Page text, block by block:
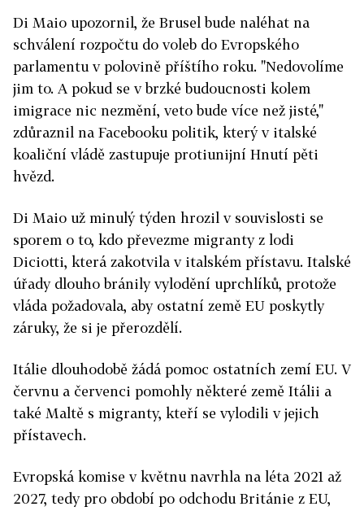
Di Maio upozornil, že Brusel bude naléhat na
schválení rozpočtu do voleb do Evropského
parlamentu v polovině příštího roku. "Nedovolíme
jim to. A pokud se v brzké budoucnosti kolem
imigrace nic nezmění, veto bude více než jisté,"
zdůraznil na Facebooku politik, který v italské
koaliční vládě zastupuje protiunijní Hnutí pěti
hvězd.
Di Maio už minulý týden hrozil v souvislosti se
sporem o to, kdo převezme migranty z lodi
Diciotti, která zakotvila v italském přístavu. Italské
úřady dlouho bránily vylodění uprchlíků, protože
vláda požadovala, aby ostatní země EU poskytly
záruky, že si je přerozdělí.
Itálie dlouhodobě žádá pomoc ostatních zemí EU. V
červnu a červenci pomohly některé země Itálii a
také Maltě s migranty, kteří se vylodili v jejich
přístavech.
Evropská komise v květnu navrhla na léta 2021 až
2027, tedy pro období po odchodu Británie z EU,